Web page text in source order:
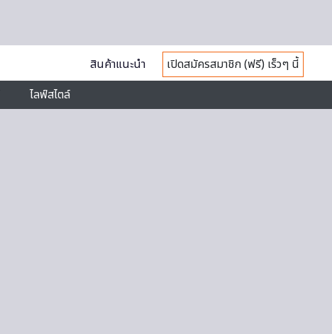
สินค้าแนะนำ
เปิดสมัครสมาชิก (ฟรี) เร็วๆ นี้
ไลฟ์สไตล์